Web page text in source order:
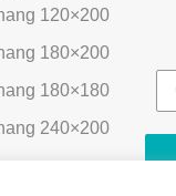
120×200
180×200
180×180
240×200